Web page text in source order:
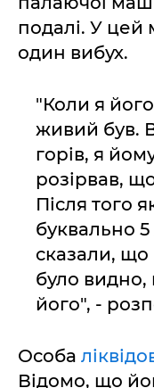
подалі. У
один вибух.
"Коли я
живий був.
горів, я
розірвав,
Після того
буквально
сказали,
було
його", -
Особа
Відомо, що